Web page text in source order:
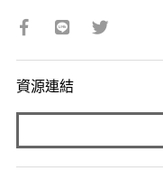
資源連結